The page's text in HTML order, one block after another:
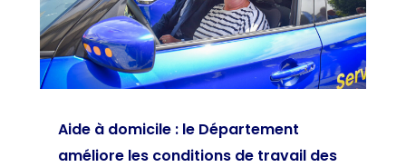
Aide à domicile : le Département
améliore les conditions de travail des